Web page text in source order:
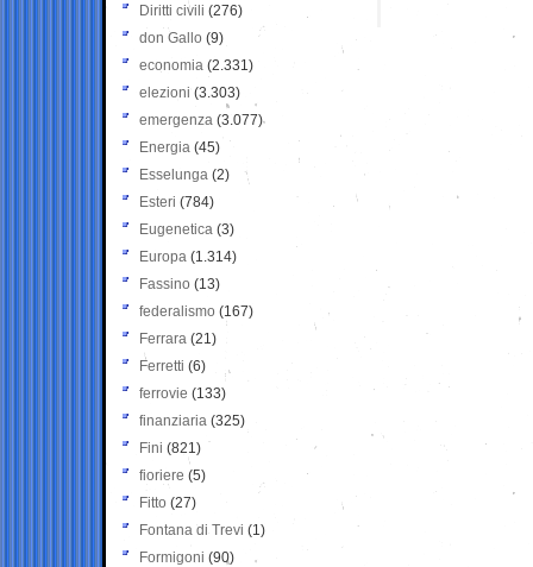
Diritti civili (276)
don Gallo (9)
economia (2.331)
elezioni (3.303)
emergenza (3.077)
Energia (45)
Esselunga (2)
Esteri (784)
Eugenetica (3)
Europa (1.314)
Fassino (13)
federalismo (167)
Ferrara (21)
Ferretti (6)
ferrovie (133)
finanziaria (325)
Fini (821)
fioriere (5)
Fitto (27)
Fontana di Trevi (1)
Formigoni (90)